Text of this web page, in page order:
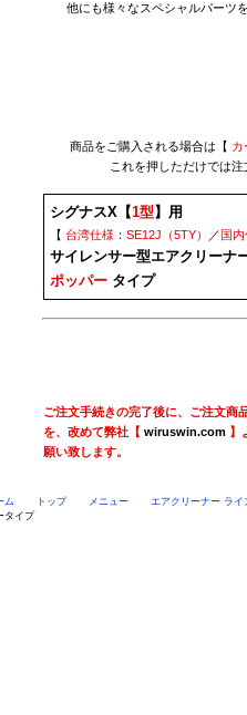
他にも様々なスペシャルパーツ
商品をご購入される場合は【 カ
これを押しただけでは
シグナスX【1型 】用
【 台湾仕様： SE12J（5TY） ／ 国
サイレンサー型エアクリーナ
ポッパータイプ
ご注文手続きの完了後に、ご注文商
を、改めて弊社【 wiruswin.com】
願い致します。
ム トップ メニュー
エアクリーナー ライ
タイプ